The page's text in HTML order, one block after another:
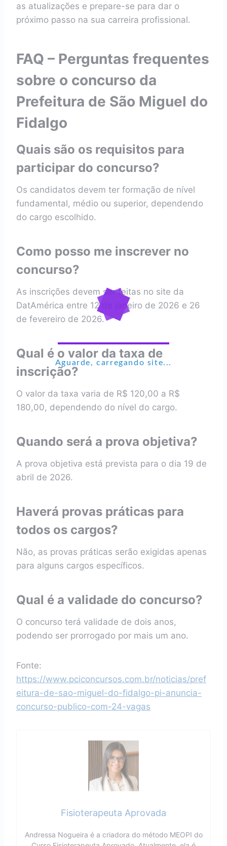
Aguarde, carregando site...
as atualizações e prepare-se para dar o
próximo passo na sua carreira profissional.
FAQ – Perguntas frequentes
sobre o concurso da
Prefeitura de São Miguel do
Fidalgo
Quais são os requisitos para
participar do concurso?
Os candidatos devem ter formação de nível
fundamental, médio ou superior, dependendo
do cargo escolhido.
Como posso me inscrever no
concurso?
As inscrições devem ser feitas no site da
DatAmérica entre 12 de janeiro de 2026 e 26
de fevereiro de 2026.
Qual é o valor da taxa de
inscrição?
O valor da taxa varia de R$ 120,00 a R$
180,00, dependendo do nível do cargo.
Quando será a prova objetiva?
A prova objetiva está prevista para o dia 19 de
abril de 2026.
Haverá provas práticas para
todos os cargos?
Não, as provas práticas serão exigidas apenas
para alguns cargos específicos.
Qual é a validade do concurso?
O concurso terá validade de dois anos,
podendo ser prorrogado por mais um ano.
Fonte:
https://www.pciconcursos.com.br/noticias/pref
eitura-de-sao-miguel-do-fidalgo-pi-anuncia-
concurso-publico-com-24-vagas
Fisioterapeuta Aprovada
Andressa Nogueira é a criadora do método MEOPI do